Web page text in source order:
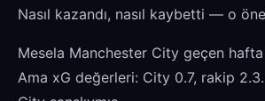
Nasıl kazandı, nasıl kaybetti — o
Mesela Manchester City geçen hafta
Ama xG değerleri: City 0.7, rakip